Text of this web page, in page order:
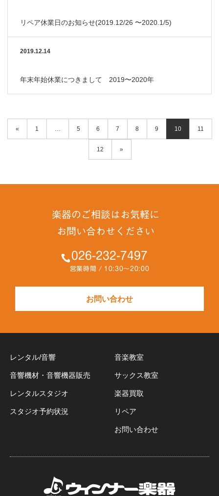
リペア休業日のお知らせ(2019.12/26 〜2020.1/5)
2019.12.14
年末年始休業につきまして 2019〜2020年
« 1 … 5 6 7 8 9 10 11
12 »
楽器のご相談はお気軽に
お問い合わせください
026-232-7497
営業時間 / 10:30～20:00
お問い合わせ
レンタル/音響
音響機材・音響機器販売
レンタルスタジオ
スタジオ予約状況
音楽教室
サックス教室
楽器買取
リペア
お問い合わせ